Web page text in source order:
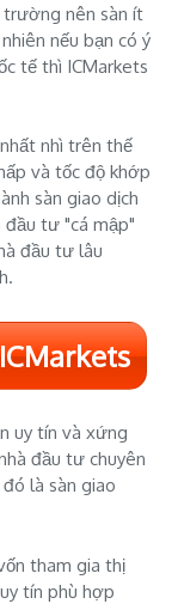
trường nên sàn ít
nếu bạn có ý
tế thì ICMarkets
nhì trên thế
và tốc độ khớp
sàn giao dịch
đầu tư "cá mập"
đầu tư lâu
uy tín và xứng
đầu tư chuyên
là sàn giao
tham gia thị
tín phù hợp